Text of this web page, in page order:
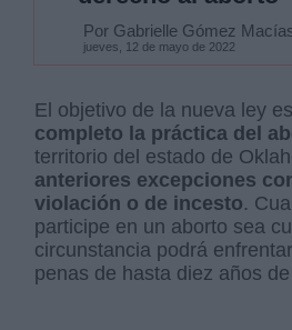
Por Gabrielle Gómez
jueves, 12 de mayo de 2022
El objetivo de la nueva ley es
completo la práctica del
territorio del estado de
anteriores excepciones
violación o de incesto.
participe en un aborto sea
circunstancia podrá
penas de hasta diez años